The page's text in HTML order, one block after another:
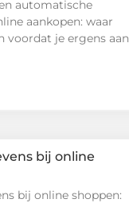
automatische
aankopen: waar
voordat je ergens aan
bij online
bij online shoppen: